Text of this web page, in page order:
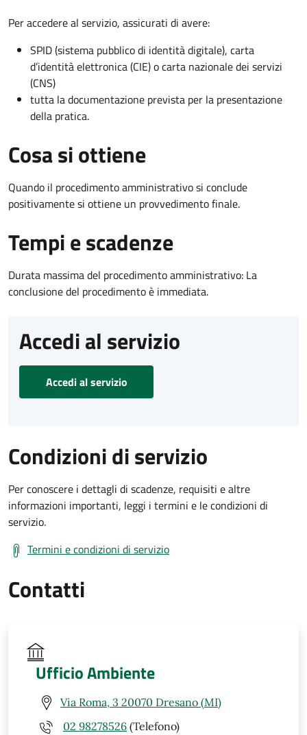
Per accedere al servizio, assicurati di avere:
SPID (sistema pubblico di identità digitale), carta
d’identità elettronica (CIE) o carta nazionale dei servizi
(CNS)
tutta la documentazione prevista per la presentazione
della pratica.
Cosa si ottiene
Quando il procedimento amministrativo si conclude
positivamente si ottiene un provvedimento finale.
Tempi e scadenze
Durata massima del procedimento amministrativo: La
conclusione del procedimento è immediata.
Accedi al servizio
Accedi al servizio
Condizioni di servizio
Per conoscere i dettagli di scadenze, requisiti e altre
informazioni importanti, leggi i termini e le condizioni di
servizio.
Termini e condizioni di servizio
Contatti
Ufficio Ambiente
Via Roma, 3 20070 Dresano (MI)
02 98278526 (Telefono)